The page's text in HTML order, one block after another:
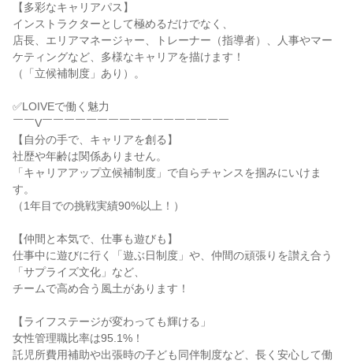
【多彩なキャリアパス】
インストラクターとして極めるだけでなく、
店長、エリアマネージャー、トレーナー（指導者）、人事やマー
ケティングなど、多様なキャリアを描けます！
（「立候補制度」あり）。
✅LOIVEで働く魅力
￣￣V￣￣￣￣￣￣￣￣￣￣￣￣￣￣￣￣￣
【自分の手で、キャリアを創る】
社歴や年齢は関係ありません。
「キャリアアップ立候補制度」で自らチャンスを掴みにいけま
す。
（1年目での挑戦実績90%以上！）
【仲間と本気で、仕事も遊びも】
仕事中に遊びに行く「遊ぶ日制度」や、仲間の頑張りを讃え合う
「サプライズ文化」など、
チームで高め合う風土があります！
【ライフステージが変わっても輝ける」
女性管理職比率は95.1%！
託児所費用補助や出張時の子ども同伴制度など、長く安心して働